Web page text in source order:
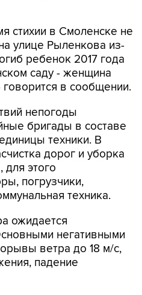
стихии в Смоленске не
улице Рыленкова из-
ребенок 2017 года
саду - женщина
в сообщении.
непогоды
бригады в составе
техники. В
дорог и уборка
этого
погрузчики,
техника.
ожидается
негативными
ветра до 18 м/с,
падение